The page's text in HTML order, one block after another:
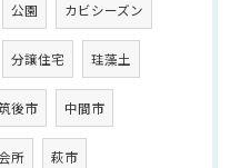
公園 カビシーズン
分譲住宅 珪藻土
後市 中間市
所 萩市